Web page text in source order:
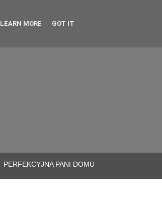
PERFEKCYJNA PANI DOMU
LEARN MORE GOT IT